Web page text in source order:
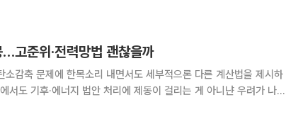
고준위·전력망법 괜찮을까
소감축 문제에 한목소리 내면서도 세부적으론 다른 계산법을 제시하
서도 기후·에너지 법안 처리에 제동이 걸리는 게 아니냔 우려가 나